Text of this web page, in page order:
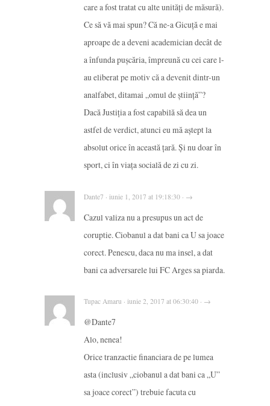
care a fost tratat cu alte unități de măsură).
Ce să vă mai spun? Că ne-a Gicuță e mai
aproape de a deveni academician decât de
a înfunda pușcăria, împreună cu cei care l-
au eliberat pe motiv că a devenit dintr-un
analfabet, ditamai „omul de știință”?
Dacă Justiția a fost capabilă să dea un
astfel de verdict, atunci eu mă aștept la
absolut orice în această țară. Și nu doar în
sport, ci în viața socială de zi cu zi.
Dante7 · iunie 1, 2017 at 19:18:30 · →
Cazul valiza nu a presupus un act de
coruptie. Ciobanul a dat bani ca U sa joace
corect. Penescu, daca nu ma insel, a dat
bani ca adversarele lui FC Arges sa piarda.
Tupac Amaru · iunie 2, 2017 at 06:30:40 · →
@Dante7
Alo, nenea!
Orice tranzactie financiara de pe lumea
asta (inclusiv „ciobanul a dat bani ca „U”
sa joace corect”) trebuie facuta cu